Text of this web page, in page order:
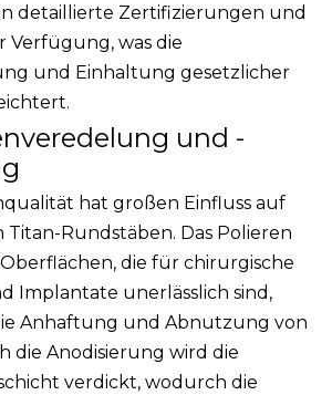
detaillierte Zertifizierungen und
Verfügung, was die
und Einhaltung gesetzlicher
und -
hat großen Einfluss auf
Titan-Rundstäben. Das Polieren
die für chirurgische
Implantate unerlässlich sind,
Anhaftung und Abnutzung von
die Anodisierung wird die
verdickt, wodurch die